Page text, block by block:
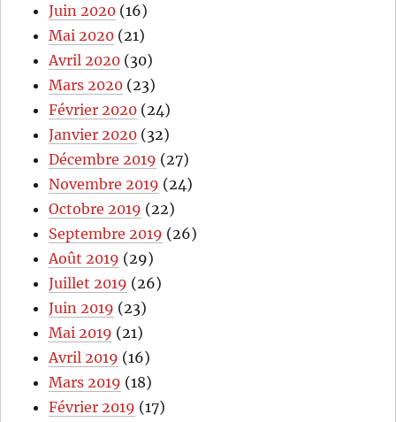
Juin 2020 (16)
Mai 2020 (21)
Avril 2020 (30)
Mars 2020 (23)
Février 2020 (24)
Janvier 2020 (32)
Décembre 2019 (27)
Novembre 2019 (24)
Octobre 2019 (22)
Septembre 2019 (26)
Août 2019 (29)
Juillet 2019 (26)
Juin 2019 (23)
Mai 2019 (21)
Avril 2019 (16)
Mars 2019 (18)
Février 2019 (17)